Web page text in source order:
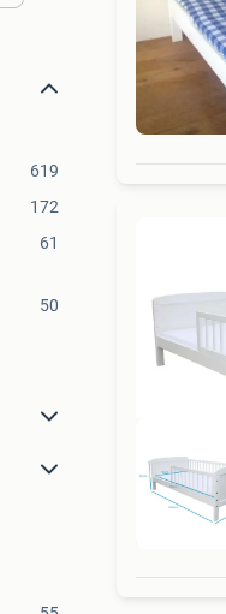
619
172
61
50